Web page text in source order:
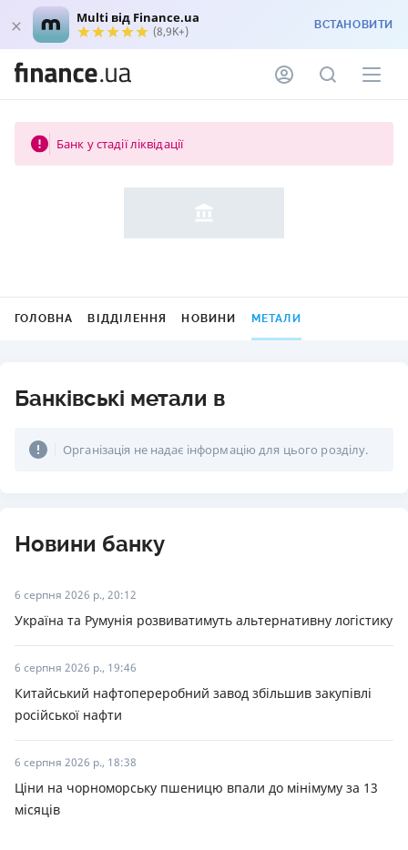
Multi від Finance.ua
(8,9K+) ВСТАНОВИТИ
Банк у стадії ліквідації
ГОЛОВНА ВІДДІЛЕННЯ НОВИНИ МЕТАЛИ
Банківські метали в
Організація не надає інформацію для цього розділу.
Новини банку
6 серпня 2026 р., 20:12
Україна та Румунія розвиватимуть альтернативну логістику
6 серпня 2026 р., 19:46
Китайський нафтопереробний завод збільшив закупівлі
російської нафти
6 серпня 2026 р., 18:38
Ціни на чорноморську пшеницю впали до мінімуму за 13
місяців